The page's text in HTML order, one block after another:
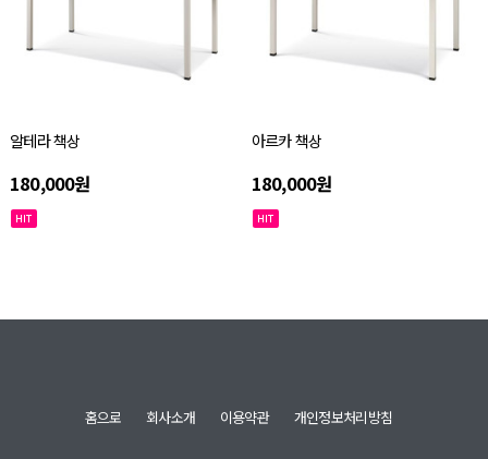
알테라 책상
180,000원
아르카 책상
180,000원
홈으로 회사소개 이용약관 개인정보처리방침